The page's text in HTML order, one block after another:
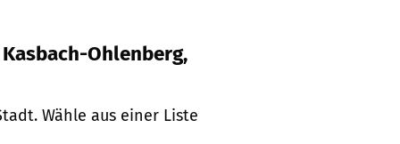
Ohlenberg,
Wähle aus einer Liste